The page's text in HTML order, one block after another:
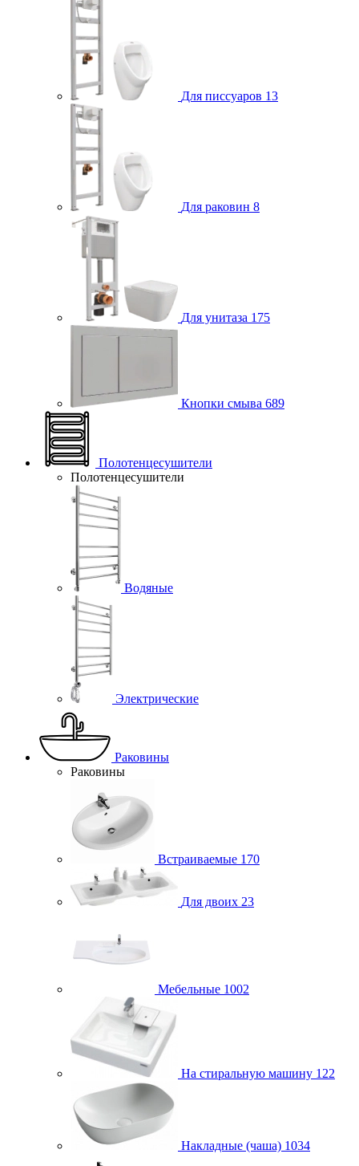
Для писсуаров 13
Для раковин 8
Для унитаза 175
Кнопки смыва 689
Полотенцесушители
Полотенцесушители
Водяные
Электрические
Раковины
Раковины
Встраиваемые 170
Для двоих 23
Мебельные 1002
На стиральную машину 122
Накладные (чаша) 1034